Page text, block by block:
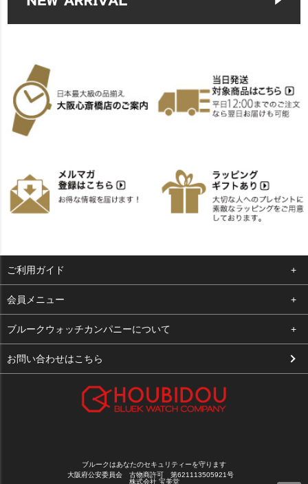
ご利用ガイド
よくある質問
支払い・送料
お客様の声
会員メニュー
ログイン
お気に入り
ブルークウォッチカンパニーについて
会社概要
お問い合わせはこちら
ブルークはあなたのセキュリティーを守ります
大阪府公安委員会 古物商許可 第621113505921号
株式会社 宝美堂